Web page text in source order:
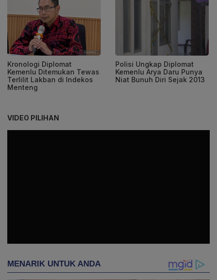
Kronologi Diplomat
Kemenlu Ditemukan Tewas
Terlilit Lakban di Indekos
Menteng
Polisi Ungkap Diplomat
Kemenlu Arya Daru Punya
Niat Bunuh Diri Sejak 2013
VIDEO PILIHAN